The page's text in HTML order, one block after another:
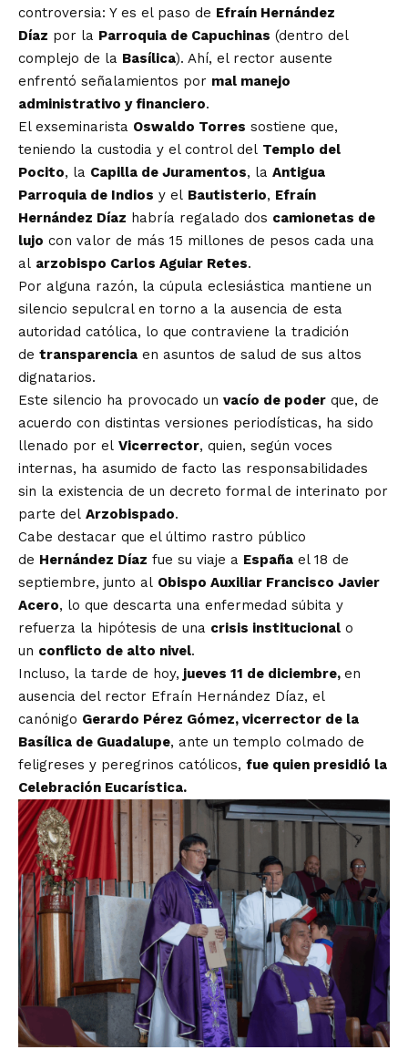
controversia: Y es el paso de Efraín Hernández
Díaz por la Parroquia de Capuchinas (dentro del
complejo de la Basílica). Ahí, el rector ausente
enfrentó señalamientos por mal manejo
administrativo y financiero.
El exseminarista Oswaldo Torres sostiene que,
teniendo la custodia y el control del Templo del
Pocito, la Capilla de Juramentos, la Antigua
Parroquia de Indios y el Bautisterio, Efraín
Hernández Díaz habría regalado dos camionetas de
lujo con valor de más 15 millones de pesos cada una
al arzobispo Carlos Aguiar Retes.
Por alguna razón, la cúpula eclesiástica mantiene un
silencio sepulcral en torno a la ausencia de esta
autoridad católica, lo que contraviene la tradición
de transparencia en asuntos de salud de sus altos
dignatarios.
Este silencio ha provocado un vacío de poder que, de
acuerdo con distintas versiones periodísticas, ha sido
llenado por el Vicerrector, quien, según voces
internas, ha asumido de facto las responsabilidades
sin la existencia de un decreto formal de interinato por
parte del Arzobispado.
Cabe destacar que el último rastro público
de Hernández Díaz fue su viaje a España el 18 de
septiembre, junto al Obispo Auxiliar Francisco Javier
Acero, lo que descarta una enfermedad súbita y
refuerza la hipótesis de una crisis institucional o
un conflicto de alto nivel.
Incluso, la tarde de hoy, jueves 11 de diciembre, en
ausencia del rector Efraín Hernández Díaz, el
canónigo Gerardo Pérez Gómez, vicerrector de la
Basílica de Guadalupe, ante un templo colmado de
feligreses y peregrinos católicos, fue quien presidió la
Celebración Eucarística.